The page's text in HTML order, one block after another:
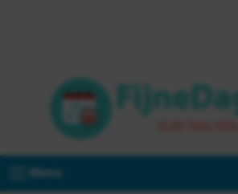
Menu